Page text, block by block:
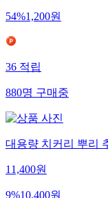
54%1,200원
36적립
880명구매중
대용량 치커리 뿌리
11,400원